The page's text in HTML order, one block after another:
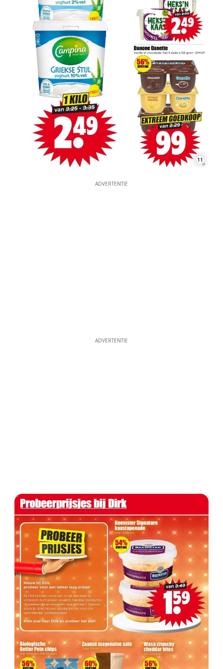
11
ADVERTENTIE
ADVERTENTIE